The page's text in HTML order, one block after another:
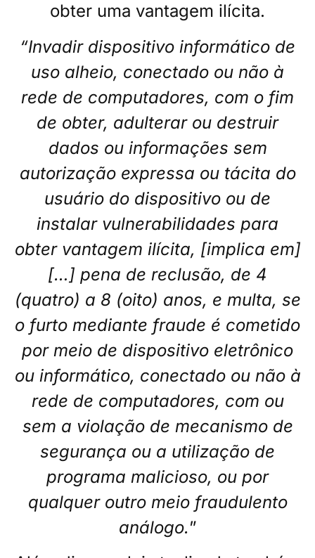
obter uma vantagem ilícita.
“Invadir dispositivo informático de
uso alheio, conectado ou não à
rede de computadores, com o fim
de obter, adulterar ou destruir
dados ou informações sem
autorização expressa ou tácita do
usuário do dispositivo ou de
instalar vulnerabilidades para
obter vantagem ilícita, [implica em]
[…] pena de reclusão, de 4
(quatro) a 8 (oito) anos, e multa, se
o furto mediante fraude é cometido
por meio de dispositivo eletrônico
ou informático, conectado ou não à
rede de computadores, com ou
sem a violação de mecanismo de
segurança ou a utilização de
programa malicioso, ou por
qualquer outro meio fraudulento
análogo.”